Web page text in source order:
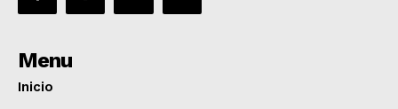
Menu
Inicio